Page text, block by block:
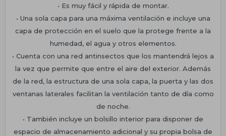
• Es muy fácil y rápida de montar.
• Una sola capa para una máxima ventilación e incluye una
capa de protección en el suelo que la protege frente a la
humedad, el agua y otros elementos.
• Cuenta con una red antinsectos que los mantendrá lejos a
la vez que permite que entre el aire del exterior. Además
de la red, la estructura de una sola capa, la puerta y las dos
ventanas laterales facilitan la ventilación tanto de día como
de noche.
• También incluye un bolsillo interior para disponer de
espacio de almacenamiento adicional y su propia bolsa de